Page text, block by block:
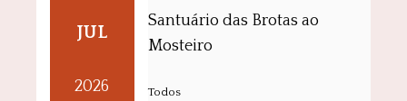
JUL
2026
Santuário das Brotas ao
Mosteiro
Todos